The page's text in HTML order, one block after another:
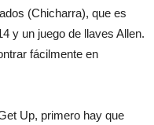
(Chicharra), que es
y un juego de llaves Allen.
fácilmente en
Up, primero hay que